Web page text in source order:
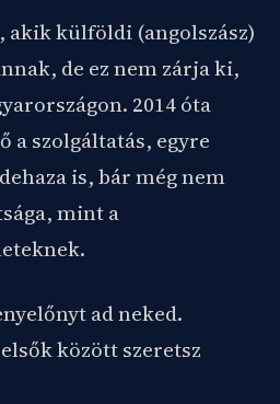
akik külföldi (angolszász)
de ez nem zárja ki,
2014 óta
a szolgáltatás, egyre
is, bár még nem
mint a
ad neked.
között szeretsz